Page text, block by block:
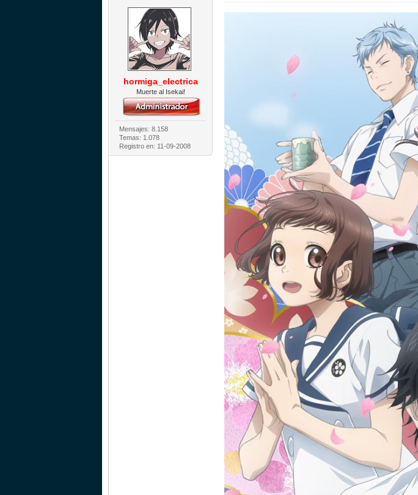
hormiga_electrica
Muerte al Isekai!
Mensajes: 8.158
Temas: 1.078
Registro en: 11-09-2008